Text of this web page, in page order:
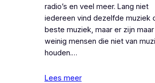
radio’s en veel meer. Lang niet
iedereen vind dezelfde muziek
beste muziek, maar er zijn
weinig mensen die niet van
houden.…
Lees meer